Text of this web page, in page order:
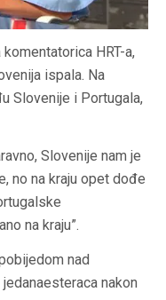
HRT-a,
ispala. Na
Slovenije i Portugala,
Slovenije nam je
no na kraju opet dođe
na kraju”.
nad
nakon